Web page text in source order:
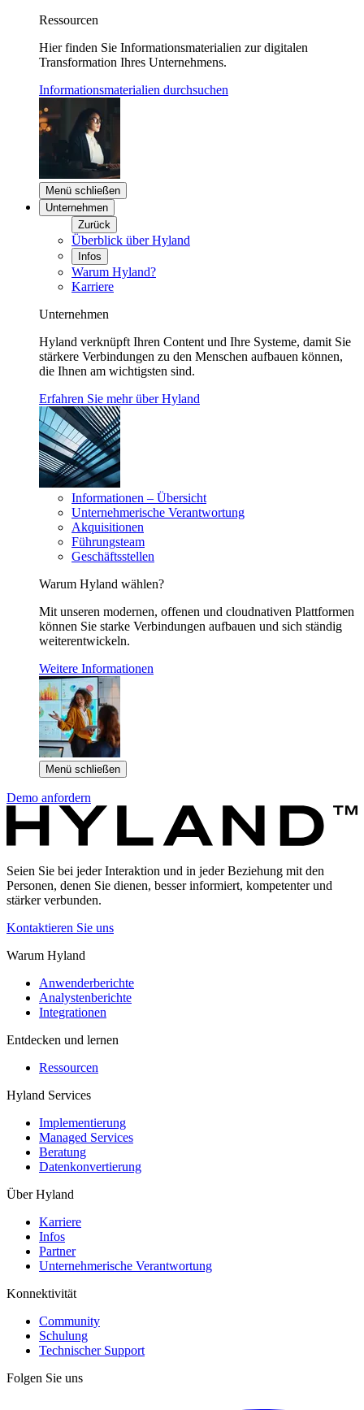
Ressourcen
Hier finden Sie Informationsmaterialien zur digitalen
Transformation Ihres Unternehmens.
Informationsmaterialien durchsuchen
Menü schließen
Unternehmen
Zurück
Überblick über Hyland
Infos
Warum Hyland?
Karriere
Unternehmen
Hyland verknüpft Ihren Content und Ihre Systeme, damit Sie
stärkere Verbindungen zu den Menschen aufbauen können,
die Ihnen am wichtigsten sind.
Erfahren Sie mehr über Hyland
Informationen – Übersicht
Unternehmerische Verantwortung
Akquisitionen
Führungsteam
Geschäftsstellen
Warum Hyland wählen?
Mit unseren modernen, offenen und cloudnativen Plattformen
können Sie starke Verbindungen aufbauen und sich ständig
weiterentwickeln.
Weitere Informationen
Menü schließen
Demo anfordern
Seien Sie bei jeder Interaktion und in jeder Beziehung mit den
Personen, denen Sie dienen, besser informiert, kompetenter und
stärker verbunden.
Kontaktieren Sie uns
Warum Hyland
Anwenderberichte
Analystenberichte
Integrationen
Entdecken und lernen
Ressourcen
Hyland Services
Implementierung
Managed Services
Beratung
Datenkonvertierung
Über Hyland
Karriere
Infos
Partner
Unternehmerische Verantwortung
Konnektivität
Community
Schulung
Technischer Support
Folgen Sie uns